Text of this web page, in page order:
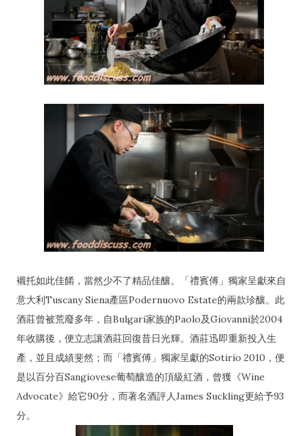
襯托如此佳餚，當然少不了精品佳釀。「禮賓傅」獨家呈獻來自
意大利Tuscany Siena產區Podernuovo Estate的兩款珍釀。此
酒莊曾被荒廢多年，自Bulgari家族的Paolo及Giovanni於2004
年收購後，便立志讓酒莊回復昔日光輝。酒莊迅即重新投入生
產，並且成績斐然；而「禮賓傅」獨家呈獻的Sotirio 2010，便
是以百分百Sangiovese葡萄釀造的頂級紅酒，曾獲《Wine
Advocate》給它90分，而著名酒評人James Suckling更給予93
分。